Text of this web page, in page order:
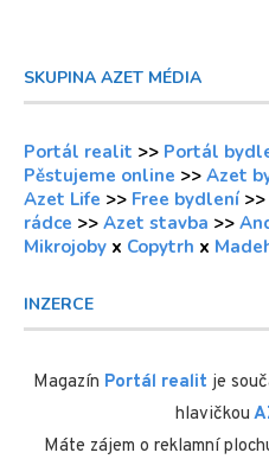
SKUPINA AZET MÉDIA
Portál realit >> Portál
Pěstujeme online >> Azet
Azet Life >> Free bydlení >>
rádce >> Azet stavba >>
Mikrojoby x Copytrh x
INZERCE
Magazín Portál realit je
hlavičkou
Máte zájem o reklamní